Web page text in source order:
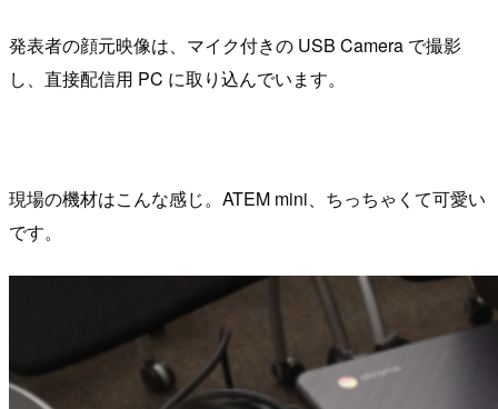
発表者の顔元映像は、マイク付きの USB Camera で撮影
し、直接配信用 PC に取り込んでいます。
現場の機材はこんな感じ。ATEM mini、ちっちゃくて可愛い
です。